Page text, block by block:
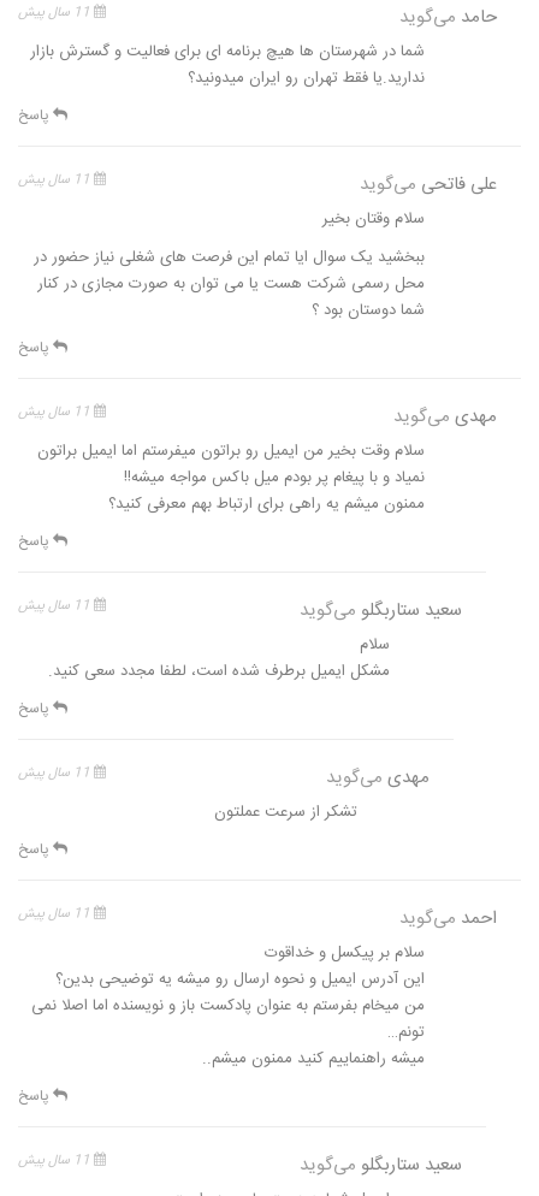
حامد می‌گوید
شما در شهرستان ها هیچ برنامه ای برای فعالیت و گسترش بازار
ندارید.یا فقط تهران رو ایران میدونید؟
پاسخ
علی فاتحی می‌گوید
سلام وقتان بخیر
ببخشید یک سوال ایا تمام این فرصت های شغلی نیاز حضور در
محل رسمی شرکت هست یا می توان به صورت مجازی در کنار
شما دوستان بود ؟
پاسخ
مهدی می‌گوید
سلام وقت بخیر من ایمیل رو براتون میفرستم اما ایمیل براتون
نمیاد و با پیغام پر بودم میل باکس مواجه میشه!!
ممنون میشم یه راهی برای ارتباط بهم معرفی کنید؟
پاسخ
سعید ستاربگلو می‌گوید
سلام
مشکل ایمیل برطرف شده است، لطفا مجدد سعی کنید.
پاسخ
مهدی می‌گوید
تشکر از سرعت عملتون
پاسخ
احمد می‌گوید
سلام بر پیکسل و خداقوت
این آدرس ایمیل و نحوه ارسال رو میشه یه توضیحی بدین؟
من میخام بفرستم به عنوان پادکست باز و نویسنده اما اصلا نمی
تونم…
میشه راهنماییم کنید ممنون میشم..
پاسخ
سعید ستاربگلو می‌گوید